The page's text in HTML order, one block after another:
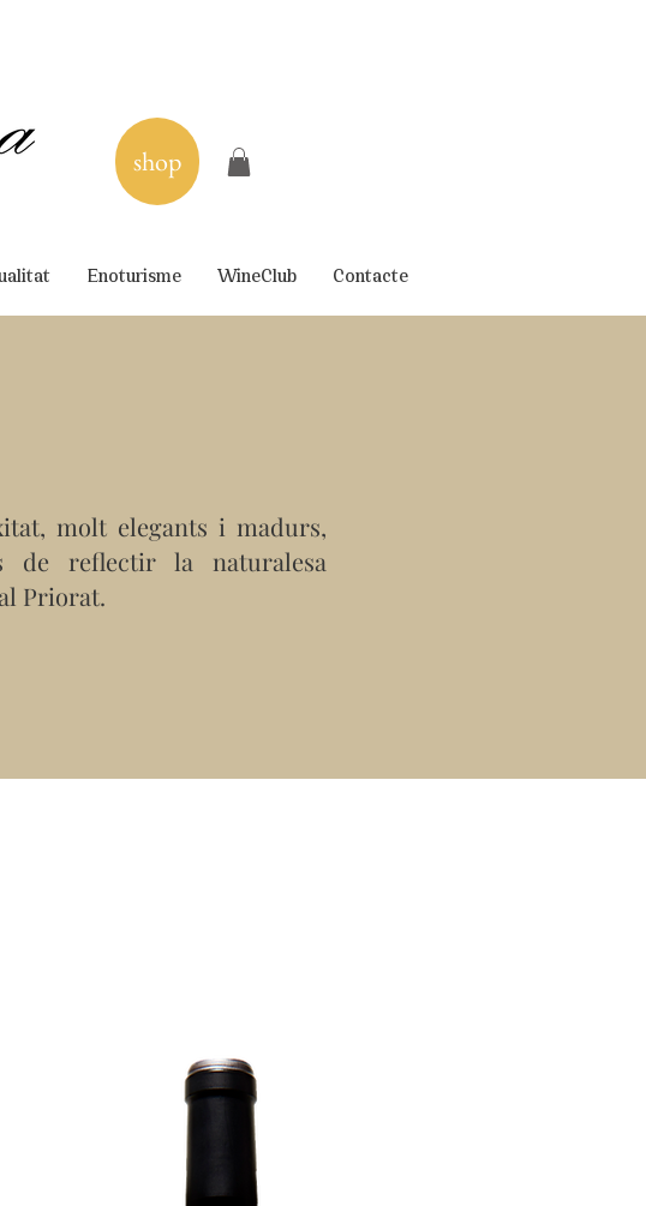
shop
Enoturisme WineClub Contacte
molt elegants i madurs,
de reflectir la naturalesa
Priorat.